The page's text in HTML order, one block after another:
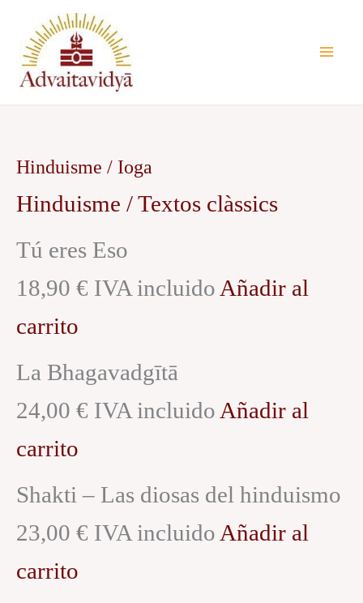
contingut
Hinduisme / Ioga
Hinduisme / Textos clàssics
Tú eres Eso
18,90 € IVA incluido Añadir al
carrito
La Bhagavadgītā
24,00 € IVA incluido Añadir al
carrito
Shakti – Las diosas del hinduismo
23,00 € IVA incluido Añadir al
carrito